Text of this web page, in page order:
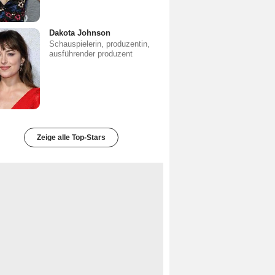
Dakota Johnson
Schauspielerin, produzentin,
ausführender produzent
Zeige alle Top-Stars